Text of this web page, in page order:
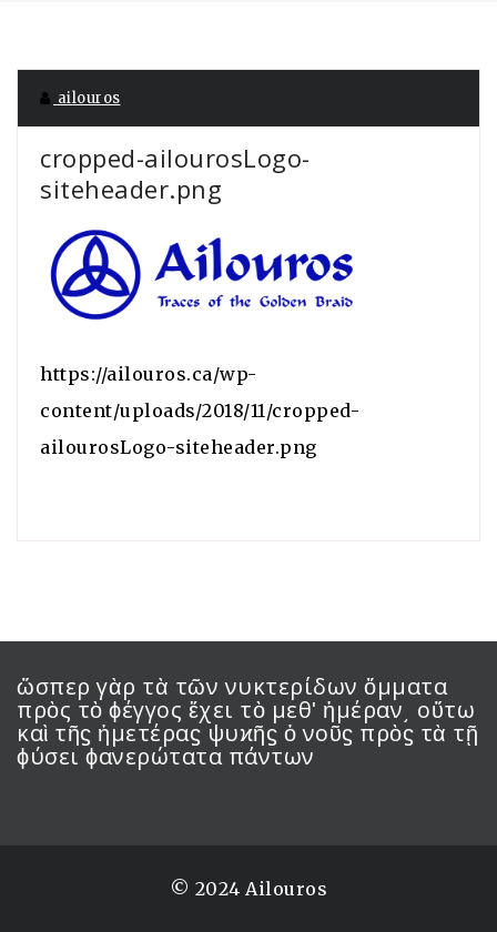
ailouros
cropped-ailourosLogo-
siteheader.png
https://ailouros.ca/wp-
content/uploads/2018/11/cropped-
ailourosLogo-siteheader.png
ὥσπερ γὰρ τὰ τῶν νυκτερίδων ὄμματα
πρὸς τὸ ϕέγγος ἔχει τὸ μεθʹ ἡμέραν͵ οὕτω
καὶ τῆϛ ἡμετέραϛ ψυϰῆϛ ὁ νοῦϛ πρὸϛ τὰ τῇ
ϕύσει ϕανερώτατα πάντων
© 2024 Ailouros